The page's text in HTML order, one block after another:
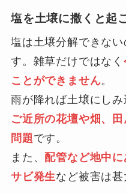
塩を土壌に撒くと起
塩は土壌分解できな
す。雑草だけではなく
ことができません。
雨が降れば土壌にしみ
ご近所の花壇や畑、
問題です。
また、配管など地中
サビ発生など被害は甚